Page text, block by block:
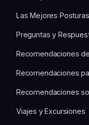
Las Mejores
Preguntas y
Recomendaciones
Recomendaciones
Recomendaciones
Viajes y Excursiones